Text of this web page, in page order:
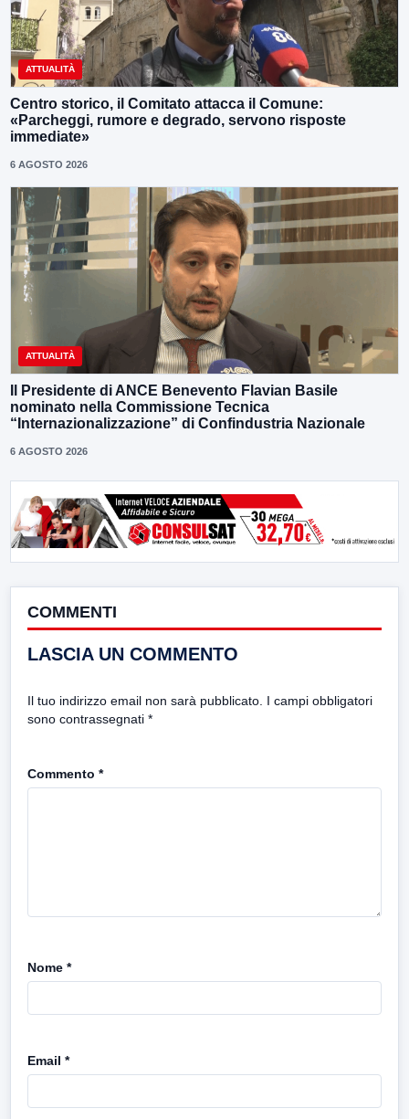
ATTUALITÀ
Centro storico, il Comitato attacca il Comune:
«Parcheggi, rumore e degrado, servono risposte
immediate»
6 AGOSTO 2026
ATTUALITÀ
Il Presidente di ANCE Benevento Flavian Basile
nominato nella Commissione Tecnica
“Internazionalizzazione” di Confindustria Nazionale
6 AGOSTO 2026
COMMENTI
LASCIA UN COMMENTO
Il tuo indirizzo email non sarà pubblicato. I campi obbligatori
sono contrassegnati *
Commento *
Nome *
Email *